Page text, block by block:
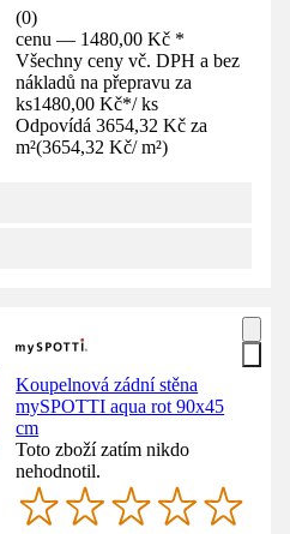
(0)
cenu — 1480,00 Kč *
Všechny ceny vč. DPH a bez
nákladů na přepravu za
ks1480,00 Kč*/ ks
Odpovídá 3654,32 Kč za
m²(3654,32 Kč/ m²)
Koupelnová zádní stěna
mySPOTTI aqua rot 90x45
cm
Toto zboží zatím nikdo
nehodnotil.